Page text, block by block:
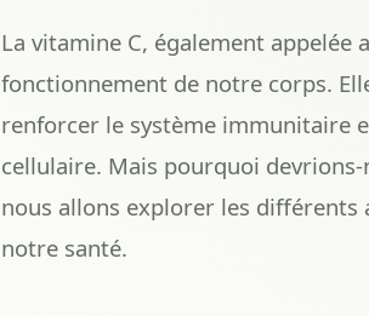
La vitamine C, également
fonctionnement de notre corps.
renforcer le système immunitaire
cellulaire. Mais pourquoi
nous allons explorer les
notre santé.